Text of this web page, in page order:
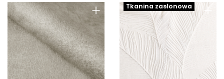
Forever
Forio
French Velvet
Fresco
Galahad
+ +
Tkanina zasłonowa